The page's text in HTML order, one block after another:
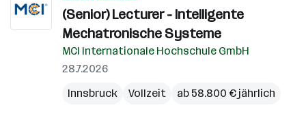
(Senior) Lecturer - Intelligente
Mechatronische Systeme
MCI Internationale Hochschule GmbH
28.7.2026
Innsbruck
Vollzeit ab 58.800 € jährlich